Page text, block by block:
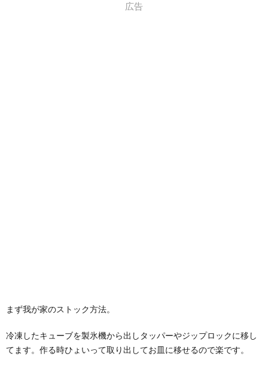
広告
まず我が家のストック方法。
冷凍したキューブを製氷機から出しタッパーやジップロックに移し
てます。作る時ひょいって取り出してお皿に移せるので楽です。